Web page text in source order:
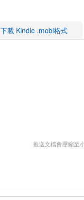
下載 Kindle .mobi格式
推送文檔會壓縮至